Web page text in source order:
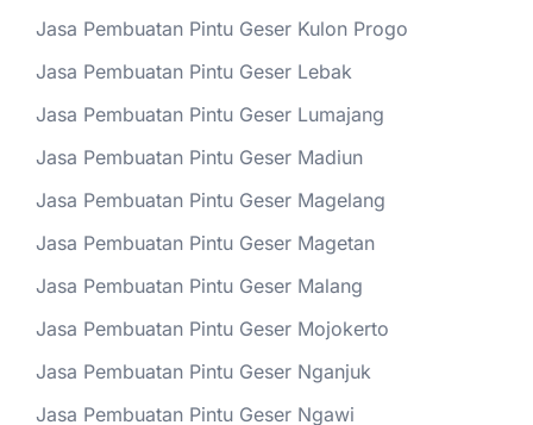
Jasa Pembuatan Pintu Geser Kulon Progo
Jasa Pembuatan Pintu Geser Lebak
Jasa Pembuatan Pintu Geser Lumajang
Jasa Pembuatan Pintu Geser Madiun
Jasa Pembuatan Pintu Geser Magelang
Jasa Pembuatan Pintu Geser Magetan
Jasa Pembuatan Pintu Geser Malang
Jasa Pembuatan Pintu Geser Mojokerto
Jasa Pembuatan Pintu Geser Nganjuk
Jasa Pembuatan Pintu Geser Ngawi